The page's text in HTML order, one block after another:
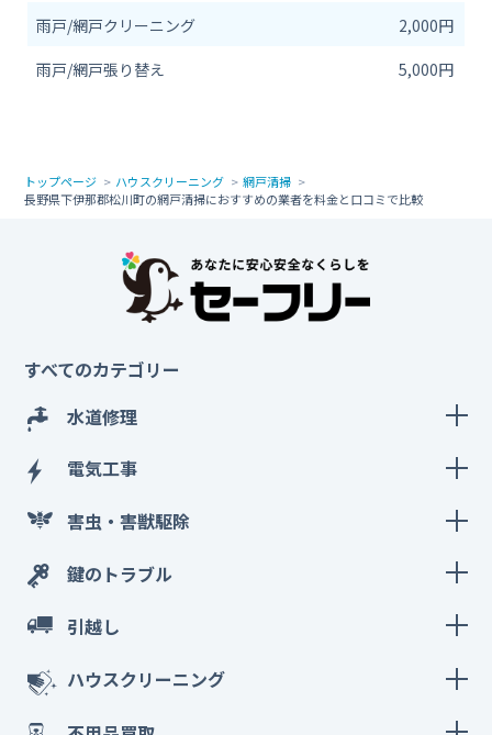
雨戸/網戸クリーニング
2,000円
雨戸/網戸張り替え
5,000円
トップページ ハウスクリーニング
網戸清掃
長野県下伊那郡松川町の網戸清掃におすすめの業者を料金と口コミで比較
すべてのカテゴリー
水道修理
電気工事
害虫・害獣駆除
鍵のトラブル
引越し
ハウスクリーニング